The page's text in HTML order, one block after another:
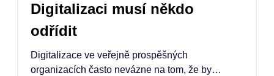
Digitalizaci musí někdo
odřídit
Digitalizace ve veřejně prospěšných
organizacích často nevázne na tom, že by